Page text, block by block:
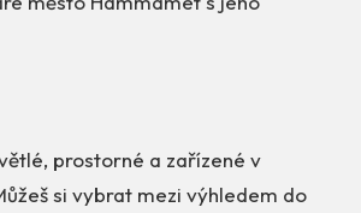
prostorné a zařízené v
si vybrat mezi výhledem do